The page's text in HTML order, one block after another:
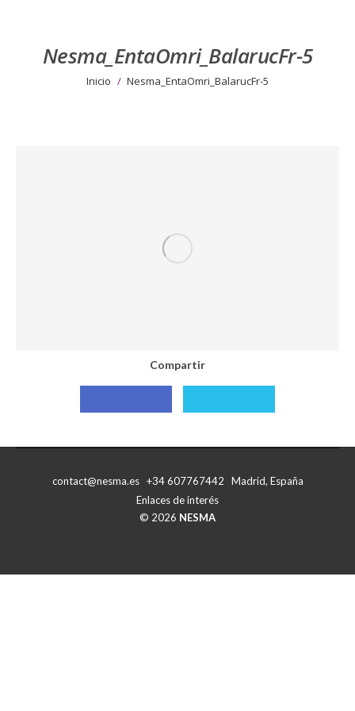
Nesma_EntaOmri_BalarucFr-5
Estás aquí:
Inicio Nesma_EntaOmri_BalarucFr-5
Compartir
Compartir
Compartir
contact@nesma.es +34 607767442 Madrid, España
Enlaces de interés
© 2026 NESMA